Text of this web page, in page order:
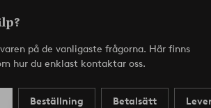
på de vanligaste frågorna. Här finns
hur du enklast kontaktar oss.
Beställning Betalsätt